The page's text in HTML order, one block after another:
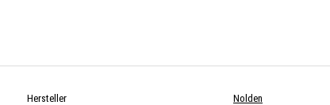
Hersteller
Nolden